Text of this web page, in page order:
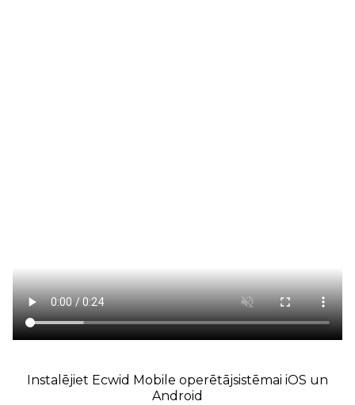
Instalējiet Ecwid Mobile operētājsistēmai iOS un
Android